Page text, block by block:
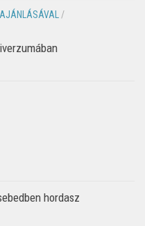
AJÁNLÁSÁVAL/
hordasz